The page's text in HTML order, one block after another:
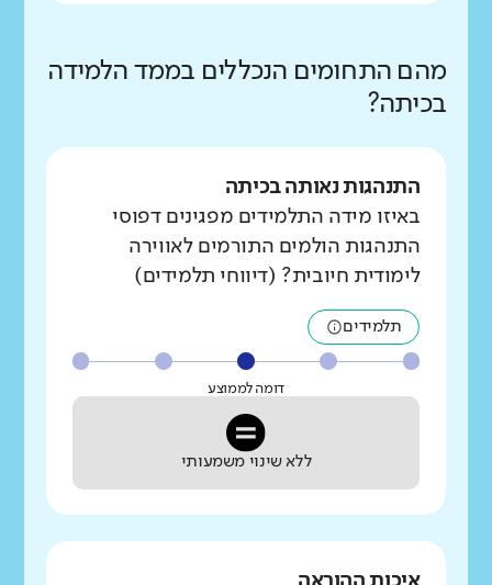
מהם התחומים הנכללים בממד הלמידה
בכיתה?
התנהגות נאותה בכיתה
באיזו מידה התלמידים מפגינים דפוסי
התנהגות הולמים התורמים לאווירה
לימודית חיובית? (דיווחי תלמידים)
תלמידים
דומה לממוצע
ללא שינוי משמעותי